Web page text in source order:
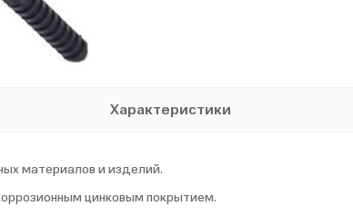
Характеристики
материалов и изделий.
цинковым покрытием.